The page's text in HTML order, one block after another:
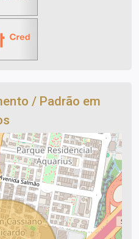
/ Padrão em